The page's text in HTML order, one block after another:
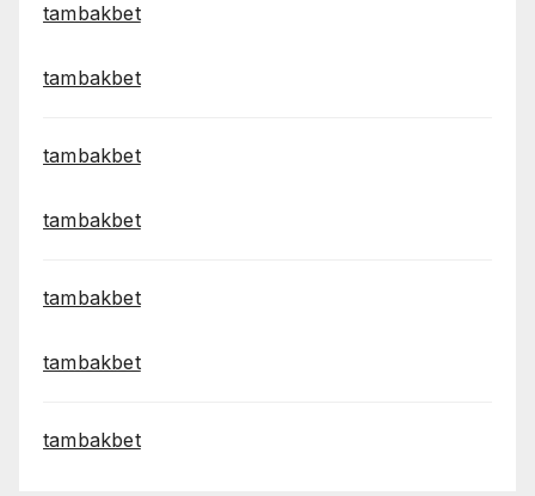
tambakbet
tambakbet
tambakbet
tambakbet
tambakbet
tambakbet
tambakbet